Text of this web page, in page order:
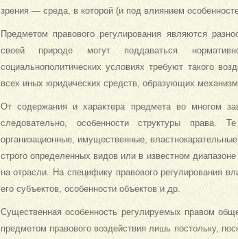
зрения — среда, в которой (и под влиянием
Предметом правового регулирования являются
своей природе могут поддаваться
социальнополитических условиях требуют такого
всех иных юридических средств, образующих механизм
От содержания и характера предмета во многом
следовательно, особенности структуры
организационные, имущественные,
строго определенных видов или в известном
на отрасли. На специфику правового регулирования
его субъектов, особенности объектов и др.
Существенная особенность регулируемых правом
предметом правового воздействия лишь постольку,